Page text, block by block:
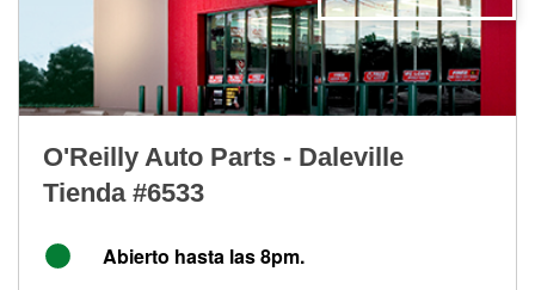
O'Reilly Auto Parts - Daleville
Tienda #6533
Abierto hasta las 8pm.